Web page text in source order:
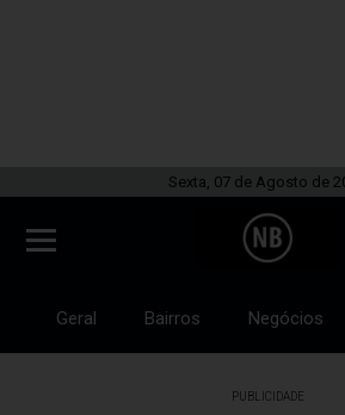
Sexta, 07 de Agosto de
Geral Bairros Negócios
PUBLICIDADE